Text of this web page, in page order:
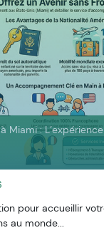
Miami :
pour accueillir
au monde...